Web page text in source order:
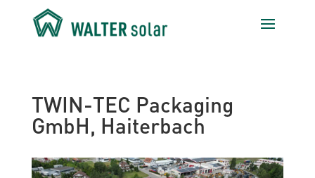
TWIN-TEC Packaging
GmbH, Haiterbach